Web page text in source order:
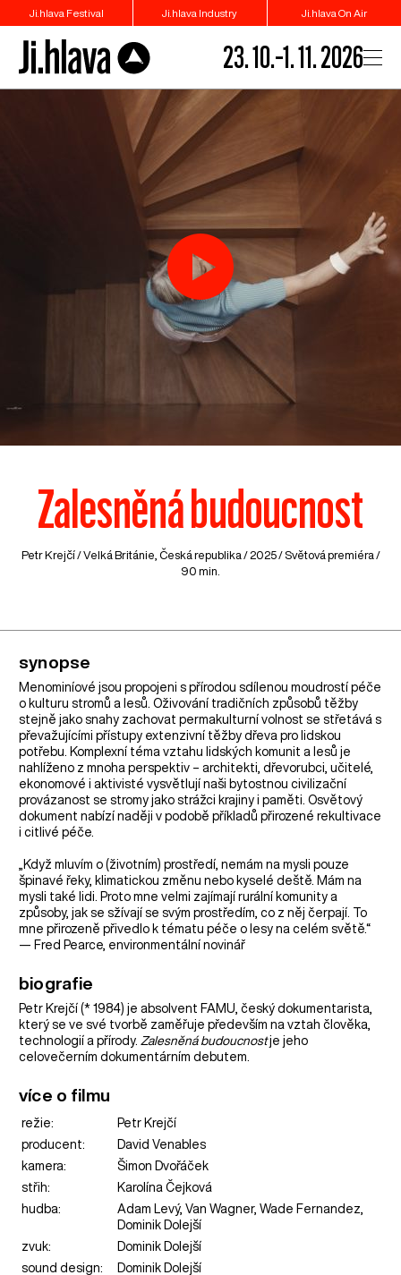
Ji.hlava Festival Ji.hlava Industry Ji.hlava On Air
23. 10.–1. 11. 2026
Zalesněná budoucnost
Petr Krejčí /Velká Británie Česká republika / 2025 / Světová premiéra /
90 min.
synopse
Menominíové jsou propojeni s přírodou sdílenou moudrostí péče
o kulturu stromů a lesů. Oživování tradičních způsobů těžby
stejně jako snahy zachovat permakulturní volnost se střetává s
převažujícími přístupy extenzivní těžby dřeva pro lidskou
potřebu. Komplexní téma vztahu lidských komunit a lesů je
nahlíženo z mnoha perspektiv – architekti, dřevorubci, učitelé,
ekonomové i aktivisté vysvětlují naši bytostnou civilizační
provázanost se stromy jako strážci krajiny i paměti. Osvětový
dokument nabízí naději v podobě příkladů přirozené rekultivace
i citlivé péče.
„Když mluvím o (životním) prostředí, nemám na mysli pouze
špinavé řeky, klimatickou změnu nebo kyselé deště. Mám na
mysli také lidi. Proto mne velmi zajímají rurální komunity a
způsoby, jak se sžívají se svým prostředím, co z něj čerpají. To
mne přirozeně přivedlo k tématu péče o lesy na celém světě.“
— Fred Pearce, environmentální novinář
biografie
Petr Krejčí (* 1984) je absolvent FAMU, český dokumentarista,
který se ve své tvorbě zaměřuje především na vztah člověka,
technologií a přírody. Zalesněná budoucnostje jeho
celovečerním dokumentárním debutem.
více o filmu
režie:
Petr Krejčí
producent:
David Venables
kamera:
Šimon Dvořáček
střih:
Karolína Čejková
hudba:
Adam Levý, Van Wagner, Wade Fernandez,
Dominik Dolejší
zvuk:
Dominik Dolejší
sound design:
Dominik Dolejší